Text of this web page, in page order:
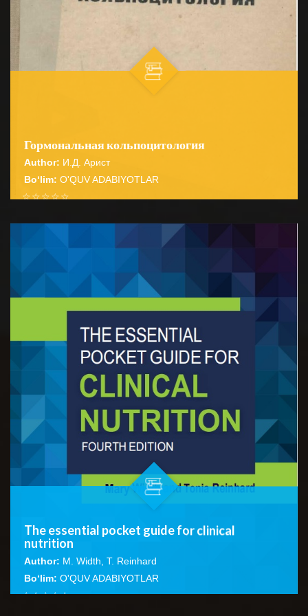
Гормональная кольпоцитология
Author: И.Д. Арист
Bo‘lim: O'QUV ADABIYOTLAR
☆
☆
☆
☆
☆
Влагалищный тест как метод функциональной
диагностики получил всеобщее признание, и
цитологический анализ вагинального м...
BATAFSIL...
The essential pocket guide for clinical
nutrition
Author: M. Width, T. Reinhard
Bo‘lim: O'QUV ADABIYOTLAR
☆
☆
☆
☆
☆